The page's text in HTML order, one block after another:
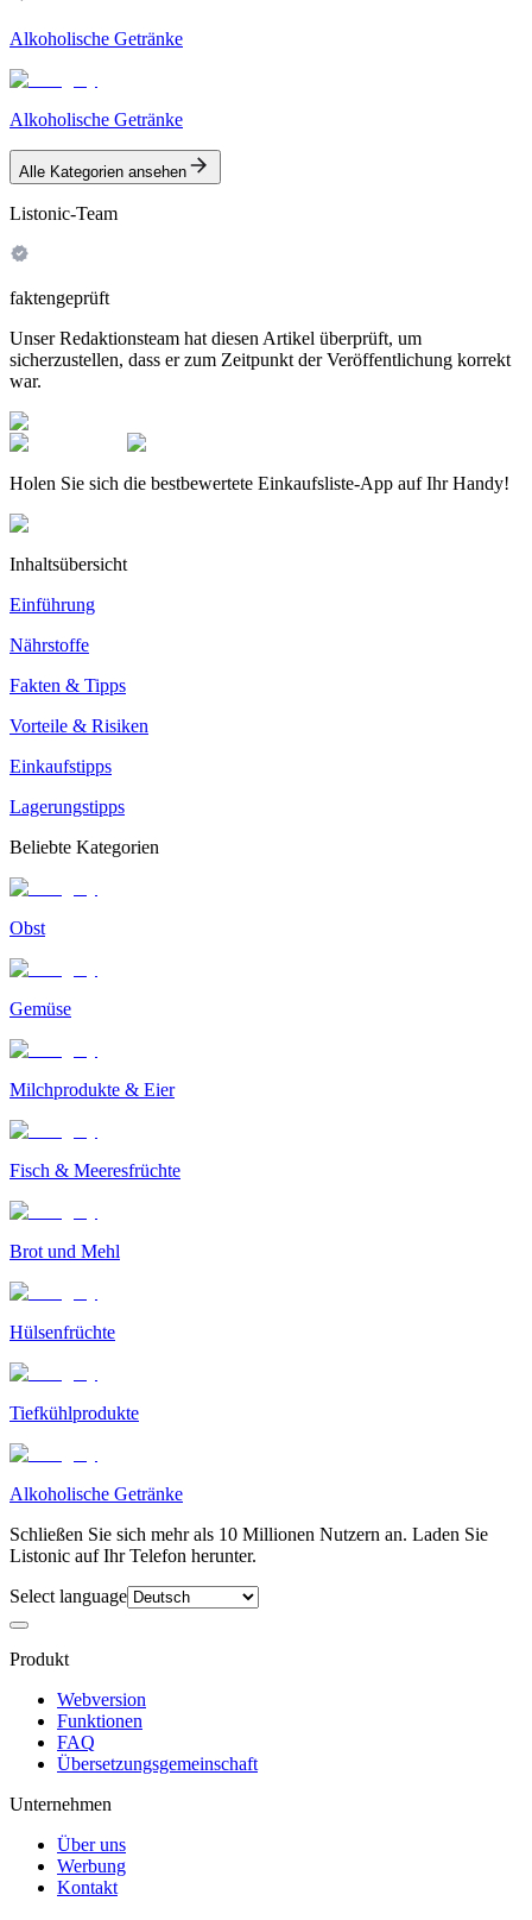
Alkoholische Getränke
Alkoholische Getränke
Alle Kategorien ansehen
Listonic-Team
faktengeprüft
Unser Redaktionsteam hat diesen Artikel überprüft, um
sicherzustellen, dass er zum Zeitpunkt der Veröffentlichung korrekt
war.
Holen Sie sich die bestbewertete Einkaufsliste-App auf Ihr Handy!
Inhaltsübersicht
Einführung
Nährstoffe
Fakten & Tipps
Vorteile & Risiken
Einkaufstipps
Lagerungstipps
Beliebte Kategorien
Obst
Gemüse
Milchprodukte & Eier
Fisch & Meeresfrüchte
Brot und Mehl
Hülsenfrüchte
Tiefkühlprodukte
Alkoholische Getränke
Schließen Sie sich mehr als 10 Millionen Nutzern an. Laden Sie
Listonic auf Ihr Telefon herunter.
Select language
Produkt
Webversion
Funktionen
FAQ
Übersetzungsgemeinschaft
Unternehmen
Über uns
Werbung
Kontakt